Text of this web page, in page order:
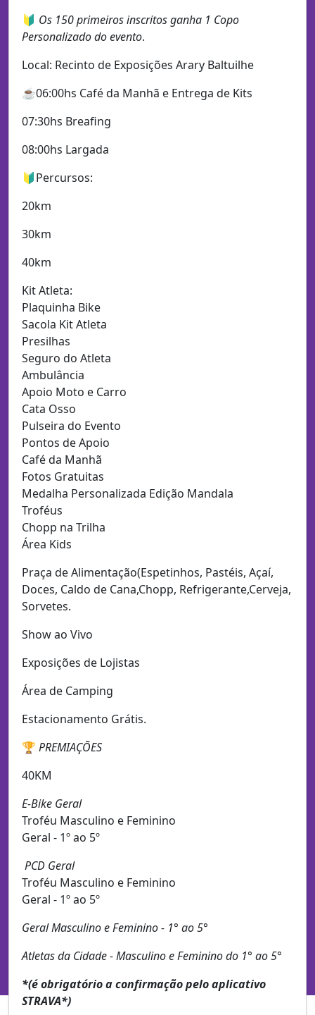
🔰 Os 150 primeiros inscritos ganha 1 Copo
Personalizado do evento.
Local: Recinto de Exposições Arary Baltuilhe
☕️06:00hs Café da Manhã e Entrega de Kits
07:30hs Breafing
08:00hs Largada
🔰Percursos:
20km
30km
40km
Kit Atleta:
Plaquinha Bike
Sacola Kit Atleta
Presilhas
Seguro do Atleta
Ambulância
Apoio Moto e Carro
Cata Osso
Pulseira do Evento
Pontos de Apoio
Café da Manhã
Fotos Gratuitas
Medalha Personalizada Edição Mandala
Troféus
Chopp na Trilha
Área Kids
Praça de Alimentação(Espetinhos, Pastéis, Açaí,
Doces, Caldo de Cana,Chopp, Refrigerante,Cerveja,
Sorvetes.
Show ao Vivo
Exposições de Lojistas
Área de Camping
Estacionamento Grátis.
🏆 PREMIAÇÕES
40KM
E-Bike Geral
Troféu Masculino e Feminino
Geral - 1º ao 5º
PCD Geral
Troféu Masculino e Feminino
Geral - 1º ao 5º
Geral Masculino e Feminino - 1° ao 5°
Atletas da Cidade - Masculino e Feminino do 1° ao 5°
*(é obrigatório a confirmação pelo aplicativo
STRAVA*)